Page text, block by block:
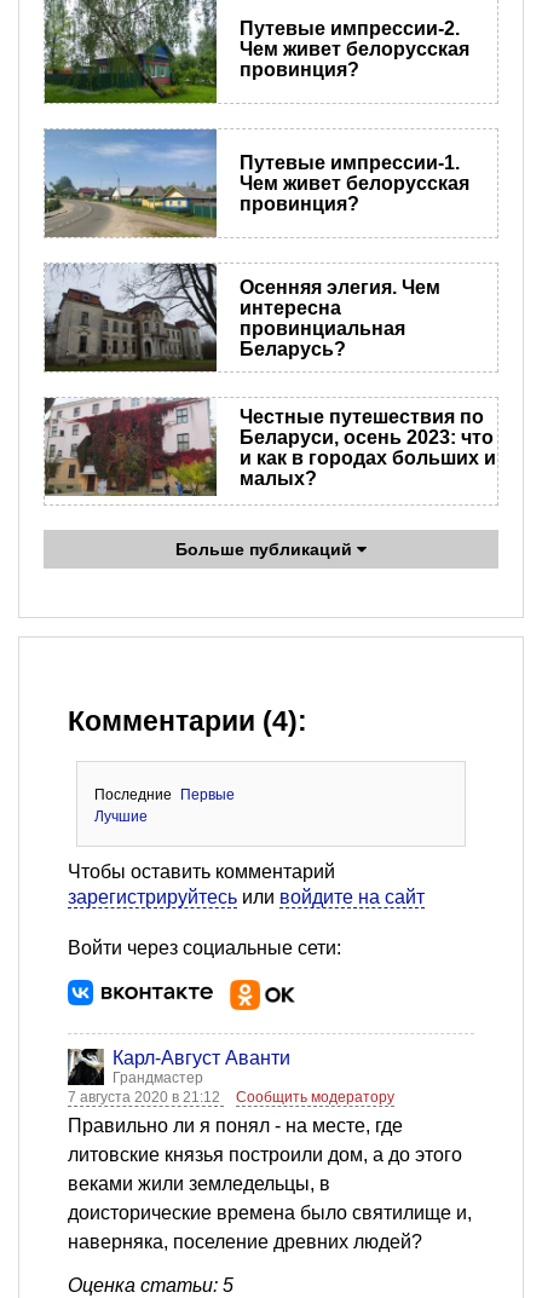
Путевые импрессии-2.
Чем живет белорусская
провинция?
Путевые импрессии-1.
Чем живет белорусская
провинция?
​Осенняя элегия. Чем
интересна
провинциальная
Беларусь?
Честные путешествия по
Беларуси, осень 2023: что
и как в городах больших и
малых?
Больше публикаций
Комментарии (4):
Последние
Первые
Лучшие
Чтобы оставить комментарий
зарегистрируйтесь или войдите на сайт
Войти через социальные сети:
Карл-Август Аванти
Грандмастер
7 августа 2020 в 21:12
Сообщить модератору
Правильно ли я понял - на месте, где
литовские князья построили дом, а до этого
веками жили земледельцы, в
доисторические времена было святилище и,
наверняка, поселение древних людей?
Оценка статьи: 5